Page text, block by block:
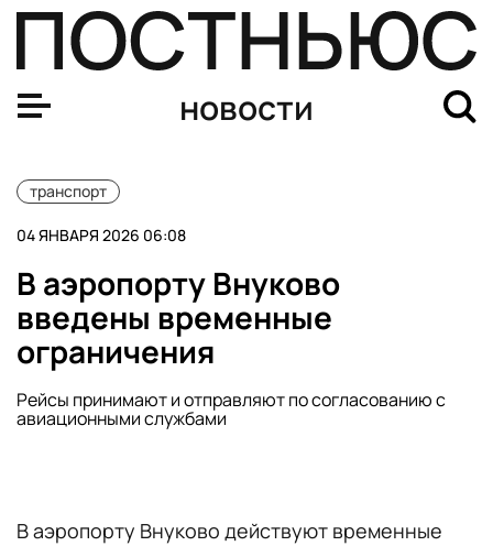
новости
транспорт
04 ЯНВАРЯ 2026 06:08
В аэропорту Внуково
введены временные
ограничения
Рейсы принимают и отправляют по согласованию с
авиационными службами
В аэропорту Внуково действуют временные
Во Внукове сняли временные ограничения на полеты